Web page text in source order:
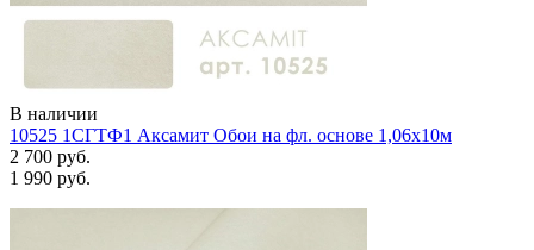
В наличии
10525 1СГТФ1 Аксамит Обои на фл. основе 1,06х10м
2 700 руб.
1 990 руб.